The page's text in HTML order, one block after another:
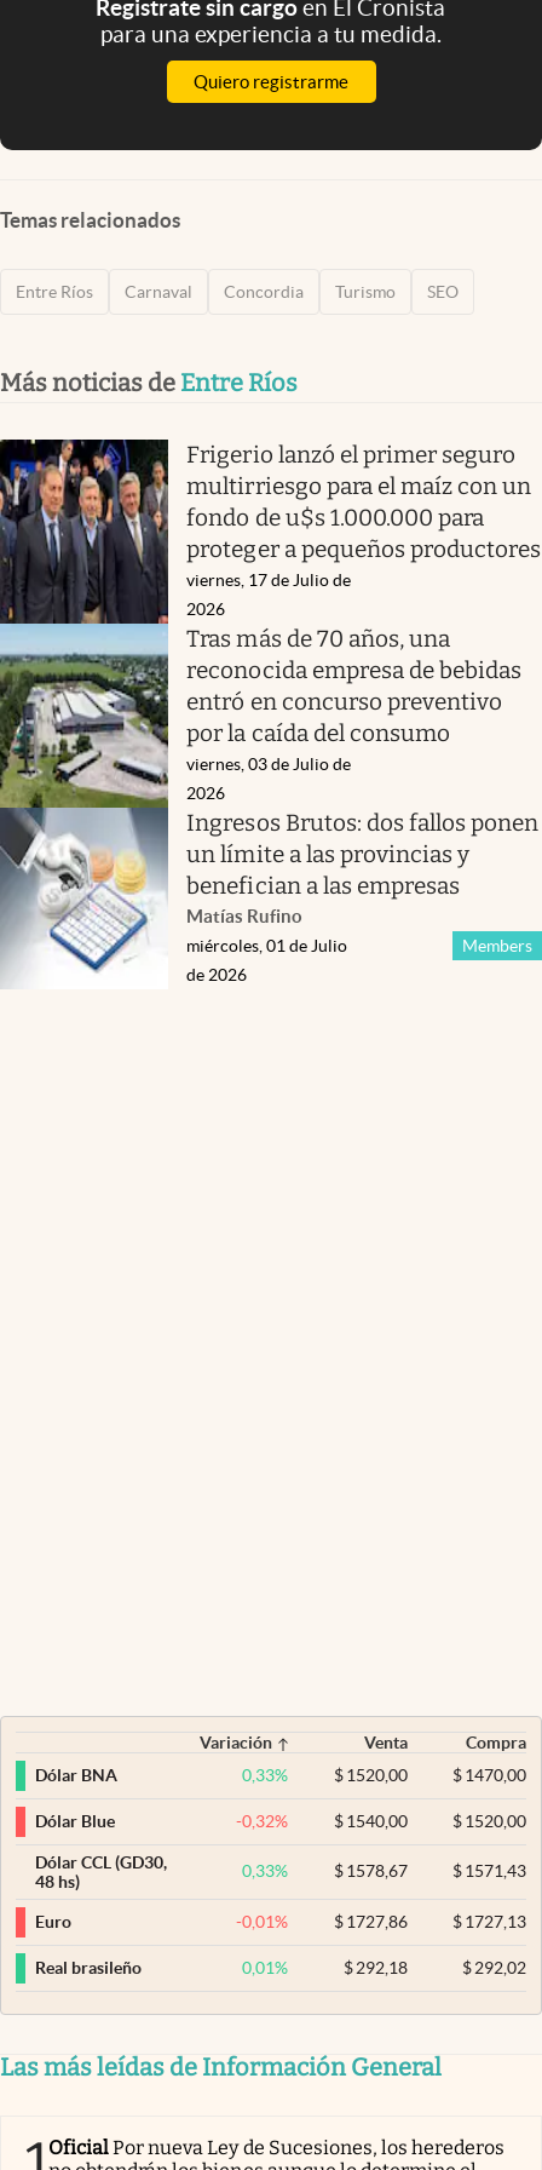
Registrate sin cargoen El Cronista
para una experiencia a tu medida.
Quiero registrarme
Temas relacionados
Entre Ríos Carnaval Concordia Turismo SEO
Más noticias de Entre Ríos
Frigerio lanzó el primer seguro
multirriesgo para el maíz con un
fondo de u$s 1.000.000 para
proteger a pequeños productores
viernes, 17 de Julio de
2026
Tras más de 70 años, una
reconocida empresa de bebidas
entró en concurso preventivo
por la caída del consumo
viernes, 03 de Julio de
2026
Ingresos Brutos: dos fallos ponen
un límite a las provincias y
benefician a las empresas
Matías Rufino
Members
miércoles, 01 de Julio
de 2026
Variación Venta
Compra
Dólar BNA
0,33% $ 1520,00 $1470,00
Dólar Blue -0,32% $ 1540,00 $1520,00
Dólar CCL (GD30,
48 hs)
0,33% $ 1578,67 $1571,43
Euro -0,01% $ 1727,86 $1727,13
Real brasileño 0,01% $ 292,18 $292,02
Las más leídas de Información General
OficialPor nueva Ley de Sucesiones, los herederos